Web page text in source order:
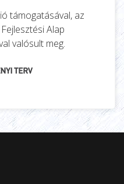
támogatásával, az
Alap
valósult meg.